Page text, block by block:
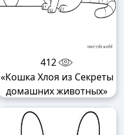
412
«Кошка Хлоя из Секреты
домашних животных»